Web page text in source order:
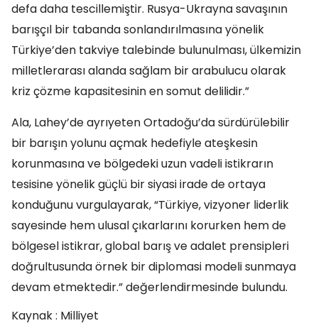
defa daha tescillemiştir. Rusya-Ukrayna savaşının
barışçıl bir tabanda sonlandırılmasına yönelik
Türkiye’den takviye talebinde bulunulması, ülkemizin
milletlerarası alanda sağlam bir arabulucu olarak
kriz çözme kapasitesinin en somut delilidir.”
Ala, Lahey’de ayrıyeten Ortadoğu’da sürdürülebilir
bir barışın yolunu açmak hedefiyle ateşkesin
korunmasına ve bölgedeki uzun vadeli istikrarın
tesisine yönelik güçlü bir siyasi irade de ortaya
konduğunu vurgulayarak, “Türkiye, vizyoner liderlik
sayesinde hem ulusal çıkarlarını korurken hem de
bölgesel istikrar, global barış ve adalet prensipleri
doğrultusunda örnek bir diplomasi modeli sunmaya
devam etmektedir.” değerlendirmesinde bulundu.
Kaynak : Milliyet